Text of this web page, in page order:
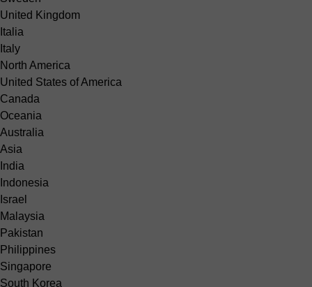
United Kingdom
Italia
Italy
North America
United States of America
Canada
Oceania
Australia
Asia
India
Indonesia
Israel
Malaysia
Pakistan
Philippines
Singapore
South Korea